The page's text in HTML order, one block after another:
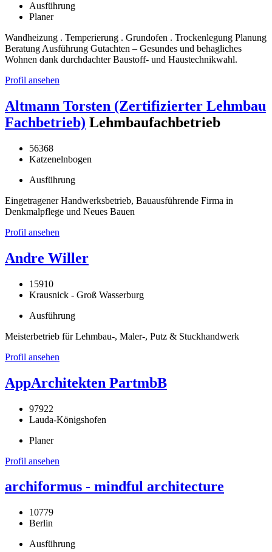
Ausführung
Planer
Wandheizung . Temperierung . Grundofen . Trockenlegung Planung
Beratung Ausführung Gutachten – Gesundes und behagliches
Wohnen dank durchdachter Baustoff- und Haustechnikwahl.
Profil ansehen
Altmann Torsten (Zertifizierter Lehmbau
Fachbetrieb) Lehmbaufachbetrieb
56368
Katzenelnbogen
Ausführung
Eingetragener Handwerksbetrieb, Bauausführende Firma in
Denkmalpflege und Neues Bauen
Profil ansehen
Andre Willer
15910
Krausnick - Groß Wasserburg
Ausführung
Meisterbetrieb für Lehmbau-, Maler-, Putz & Stuckhandwerk
Profil ansehen
AppArchitekten PartmbB
97922
Lauda-Königshofen
Planer
Profil ansehen
archiformus - mindful architecture
10779
Berlin
Ausführung